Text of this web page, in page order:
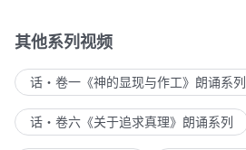
其他系列视频
话・卷一《神的显现与作工》朗诵系列
话・卷六《关于追求真理》朗诵系列